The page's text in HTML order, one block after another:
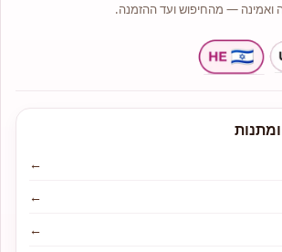
ואמינה — מהחיפוש ועד ההזמנה.
←
←
←